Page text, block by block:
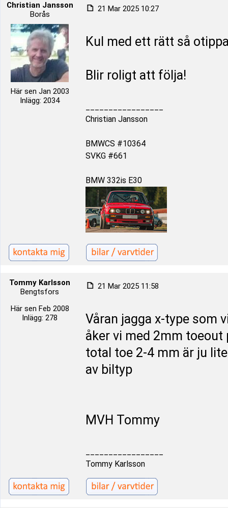
Christian Jansson
Borås
Här sen Jan 2003
Inlägg: 2034
21 Mar 2025 10:27
Kul med ett rätt så
Blir roligt att följa!
Christian Jansson
BMWCS #10364
SVKG #661
BMW 332is E30
Tommy Karlsson
Bengtsfors
Här sen Feb 2008
Inlägg: 278
21 Mar 2025 11:58
Våran jagga x-type som
åker vi med 2mm
total toe 2-4 mm är ju
av biltyp
MVH Tommy
Tommy Karlsson